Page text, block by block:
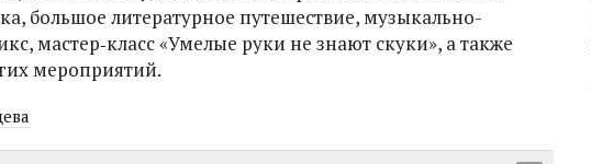
большое литературное путешествие, музыкально-
мастер‑класс «Умелые руки не знают скуки», а также
мероприятий.